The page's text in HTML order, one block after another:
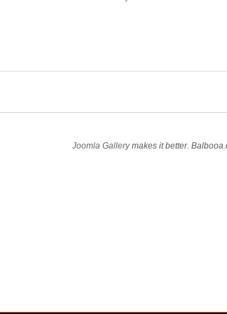
Joomla Gallerymakes it better.